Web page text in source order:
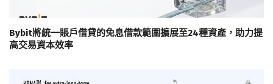
Bybit將統一賬戶借貸的免息借款範圍擴展至24種資產，助力提
高交易資本效率